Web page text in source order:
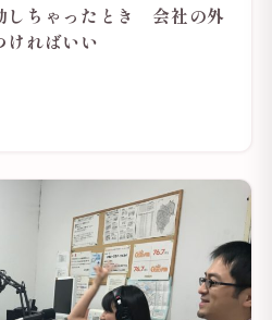
しちゃったとき 会社の外
ければいい